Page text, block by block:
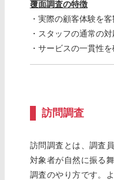
覆面調査の特徴
・実際の顧客体験を
・スタッフの通常の
・サービスの一貫性
訪問調査
訪問調査とは、調査
対象者が自然に振る
調査のやり方です。